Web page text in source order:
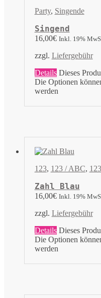
Party, Singende
Singend
16,00€ Inkl. 19%
zzgl. Liefergebühr
Details Dieses
Die Optionen
werden
123, 123 / ABC,
Zahl Blau
16,00€ Inkl. 19%
zzgl. Liefergebühr
Details Dieses
Die Optionen
werden